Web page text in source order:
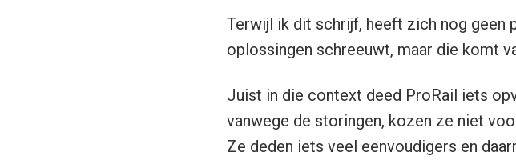
Terwijl ik dit schrijf, heeft zich nog geen
oplossingen schreeuwt, maar die komt
Juist in die context deed ProRail iets
vanwege de storingen, kozen ze niet
Ze deden iets veel eenvoudigers en